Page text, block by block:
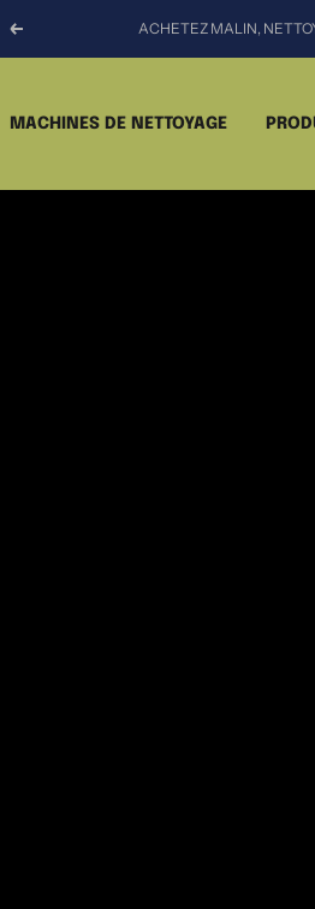
Précédent ACHETEZ MALIN,
MACHINES DE NETTOYAGE